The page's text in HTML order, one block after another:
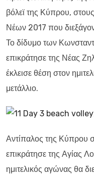
βόλεϊ της Κύπρου,
Νέων 2017 που
Το δίδυμο των
επικράτησε της Νέας
έκλεισε θέση στον
μετάλλιο.
Αντίπαλος της Κύπρου
επικράτησε της Αγίας
ημιτελικός αγώνας θα